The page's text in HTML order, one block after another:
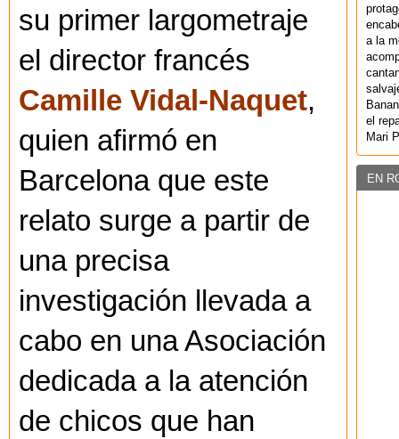
su primer largometraje
el director francés
Camille Vidal-Naquet,
quien afirmó en
Barcelona que este
relato surge a partir de
una precisa
investigación llevada a
cabo en una Asociación
dedicada a la atención
de chicos que han
a la
el
Mari
EN